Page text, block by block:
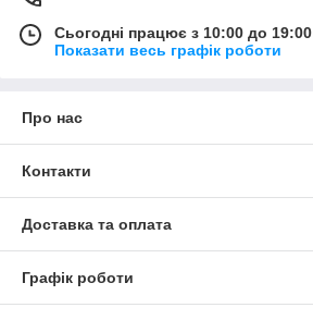
Сьогодні працює з 10:00 до 19:00
Показати весь графік роботи
Про нас
Контакти
Доставка та оплата
Графік роботи